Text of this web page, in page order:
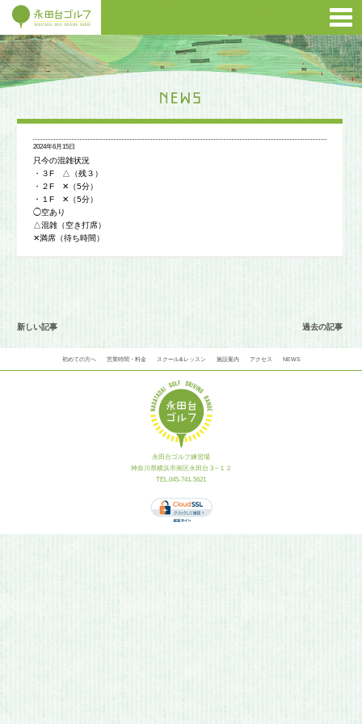
2024年6月15日
只今の混雑状況
・３F △（残３）
・２F ✕（5分）
・１F ✕（5分）
◯空あり
△混雑（空き打席）
✕満席（待ち時間）
新しい記事 過去の記事
初めての方へ 営業時間・料金 スクール&レッスン 施設案内 アクセス NEWS
永田台ゴルフ練習場
神奈川県横浜市南区永田台３−１２
TEL.045-741-5621